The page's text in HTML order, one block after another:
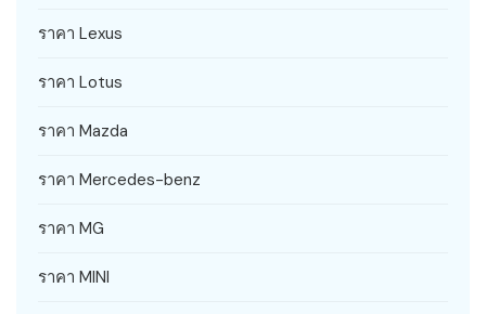
ราคา Lexus
ราคา Lotus
ราคา Mazda
ราคา Mercedes-benz
ราคา MG
ราคา MINI